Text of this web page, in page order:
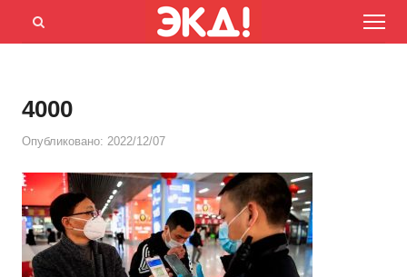
Menu
Открыть
4000
Опубликовано: 2022/12/07